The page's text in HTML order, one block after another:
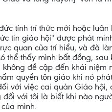
tính trí thức mới hoặc
tin giáo hội" được phát
quan của trí hiểu, và đã
thấy mình bất đồng,
đề cập đến khái
quyền tôn giáo khi nó
với việc cai quản Giáo
với tôi là biết khi nào
mình.